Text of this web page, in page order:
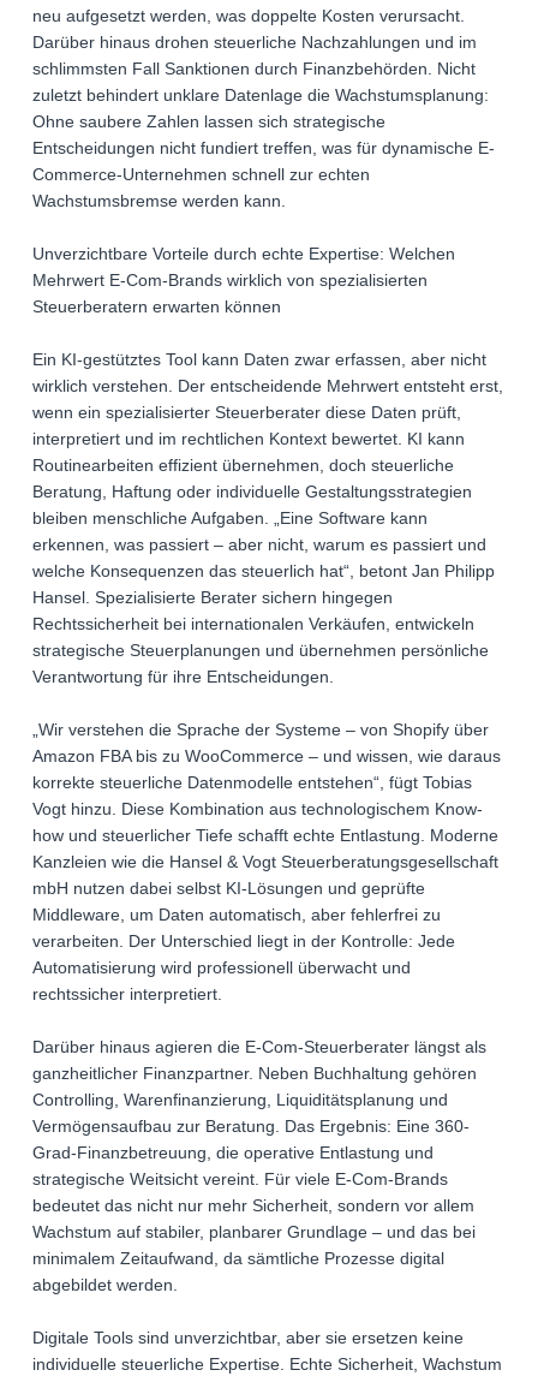
neu aufgesetzt werden, was doppelte Kosten verursacht.
Darüber hinaus drohen steuerliche Nachzahlungen und im
schlimmsten Fall Sanktionen durch Finanzbehörden. Nicht
zuletzt behindert unklare Datenlage die Wachstumsplanung:
Ohne saubere Zahlen lassen sich strategische
Entscheidungen nicht fundiert treffen, was für dynamische E-
Commerce-Unternehmen schnell zur echten
Wachstumsbremse werden kann.
Unverzichtbare Vorteile durch echte Expertise: Welchen
Mehrwert E-Com-Brands wirklich von spezialisierten
Steuerberatern erwarten können
Ein KI-gestütztes Tool kann Daten zwar erfassen, aber nicht
wirklich verstehen. Der entscheidende Mehrwert entsteht erst,
wenn ein spezialisierter Steuerberater diese Daten prüft,
interpretiert und im rechtlichen Kontext bewertet. KI kann
Routinearbeiten effizient übernehmen, doch steuerliche
Beratung, Haftung oder individuelle Gestaltungsstrategien
bleiben menschliche Aufgaben. „Eine Software kann
erkennen, was passiert – aber nicht, warum es passiert und
welche Konsequenzen das steuerlich hat“, betont Jan Philipp
Hansel. Spezialisierte Berater sichern hingegen
Rechtssicherheit bei internationalen Verkäufen, entwickeln
strategische Steuerplanungen und übernehmen persönliche
Verantwortung für ihre Entscheidungen.
„Wir verstehen die Sprache der Systeme – von Shopify über
Amazon FBA bis zu WooCommerce – und wissen, wie daraus
korrekte steuerliche Datenmodelle entstehen“, fügt Tobias
Vogt hinzu. Diese Kombination aus technologischem Know-
how und steuerlicher Tiefe schafft echte Entlastung. Moderne
Kanzleien wie die Hansel & Vogt Steuerberatungsgesellschaft
mbH nutzen dabei selbst KI-Lösungen und geprüfte
Middleware, um Daten automatisch, aber fehlerfrei zu
verarbeiten. Der Unterschied liegt in der Kontrolle: Jede
Automatisierung wird professionell überwacht und
rechtssicher interpretiert.
Darüber hinaus agieren die E-Com-Steuerberater längst als
ganzheitlicher Finanzpartner. Neben Buchhaltung gehören
Controlling, Warenfinanzierung, Liquiditätsplanung und
Vermögensaufbau zur Beratung. Das Ergebnis: Eine 360-
Grad-Finanzbetreuung, die operative Entlastung und
strategische Weitsicht vereint. Für viele E-Com-Brands
bedeutet das nicht nur mehr Sicherheit, sondern vor allem
Wachstum auf stabiler, planbarer Grundlage – und das bei
minimalem Zeitaufwand, da sämtliche Prozesse digital
abgebildet werden.
Digitale Tools sind unverzichtbar, aber sie ersetzen keine
individuelle steuerliche Expertise. Echte Sicherheit, Wachstum